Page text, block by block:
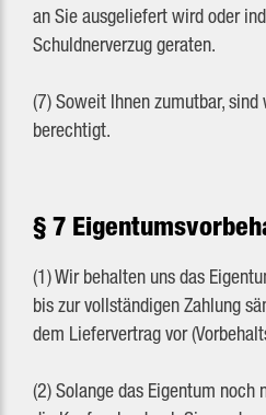
an Sie ausgeliefert wird oder
Schuldnerverzug geraten.
(7) Soweit Ihnen zumutbar,
berechtigt.
§ 7
(1) Wir behalten uns das
bis zur vollständigen Zahlung
dem Liefervertrag vor
(2) Solange das Eigentum noch